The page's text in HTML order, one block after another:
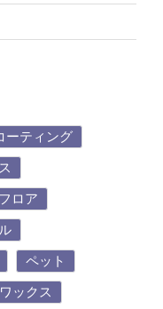
ーティング
ロア
ペット
ワックス